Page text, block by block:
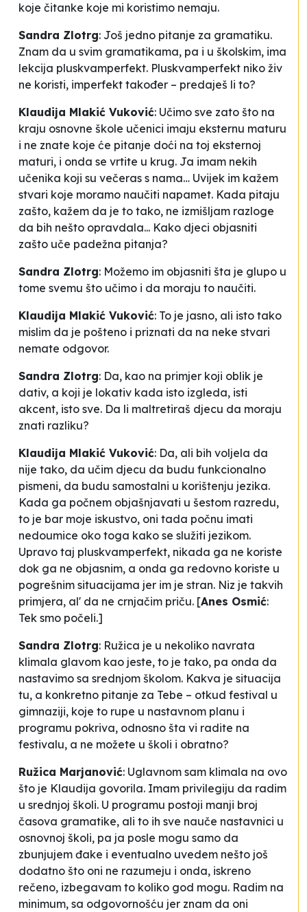
koje čitanke koje mi koristimo nemaju.
Sandra Zlotrg: Još jedno pitanje za gramatiku.
Znam da u svim gramatikama, pa i u školskim, ima
lekcija pluskvamperfekt. Pluskvamperfekt niko živ
ne koristi, imperfekt također – predaješ li to?
Klaudija Mlakić Vuković: Učimo sve zato što na
kraju osnovne škole učenici imaju eksternu maturu
i ne znate koje će pitanje doći na toj eksternoj
maturi, i onda se vrtite u krug. Ja imam nekih
učenika koji su večeras s nama… Uvijek im kažem
stvari koje moramo naučiti napamet. Kada pitaju
zašto, kažem da je to tako, ne izmišljam razloge
da bih nešto opravdala... Kako djeci objasniti
zašto uče padežna pitanja?
Sandra Zlotrg: Možemo im objasniti šta je glupo u
tome svemu što učimo i da moraju to naučiti.
Klaudija Mlakić Vuković: To je jasno, ali isto tako
mislim da je pošteno i priznati da na neke stvari
nemate odgovor.
Sandra Zlotrg: Da, kao na primjer koji oblik je
dativ, a koji je lokativ kada isto izgleda, isti
akcent, isto sve. Da li maltretiraš djecu da moraju
znati razliku?
Klaudija Mlakić Vuković: Da, ali bih voljela da
nije tako, da učim djecu da budu funkcionalno
pismeni, da budu samostalni u korištenju jezika.
Kada ga počnem objašnjavati u šestom razredu,
to je bar moje iskustvo, oni tada počnu imati
nedoumice oko toga kako se služiti jezikom.
Upravo taj pluskvamperfekt, nikada ga ne koriste
dok ga ne objasnim, a onda ga redovno koriste u
pogrešnim situacijama jer im je stran. Niz je takvih
primjera, al' da ne crnjačim priču. [Anes Osmić:
Tek smo počeli.]
Sandra Zlotrg: Ružica je u nekoliko navrata
klimala glavom kao jeste, to je tako, pa onda da
nastavimo sa srednjom školom. Kakva je situacija
tu, a konkretno pitanje za Tebe – otkud festival u
gimnaziji, koje to rupe u nastavnom planu i
programu pokriva, odnosno šta vi radite na
festivalu, a ne možete u školi i obratno?
Ružica Marjanović: Uglavnom sam klimala na ovo
što je Klaudija govorila. Imam privilegiju da radim
u srednjoj školi. U programu postoji manji broj
časova gramatike, ali to ih sve nauče nastavnici u
osnovnoj školi, pa ja posle mogu samo da
zbunjujem đake i eventualno uvedem nešto još
dodatno što oni ne razumeju i onda, iskreno
rečeno, izbegavam to koliko god mogu. Radim na
minimum, sa odgovornošću jer znam da oni